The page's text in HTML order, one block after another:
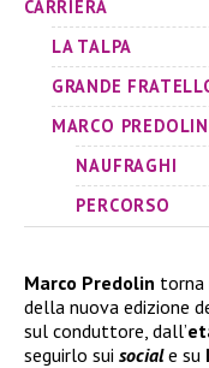
CARRIERA
LA TALPA
GRANDE
MARCO
NAUFRAGHI
PERCORSO
Marco Predolin torna
della nuova edizione
sul conduttore, dall’
seguirlo sui sociale su